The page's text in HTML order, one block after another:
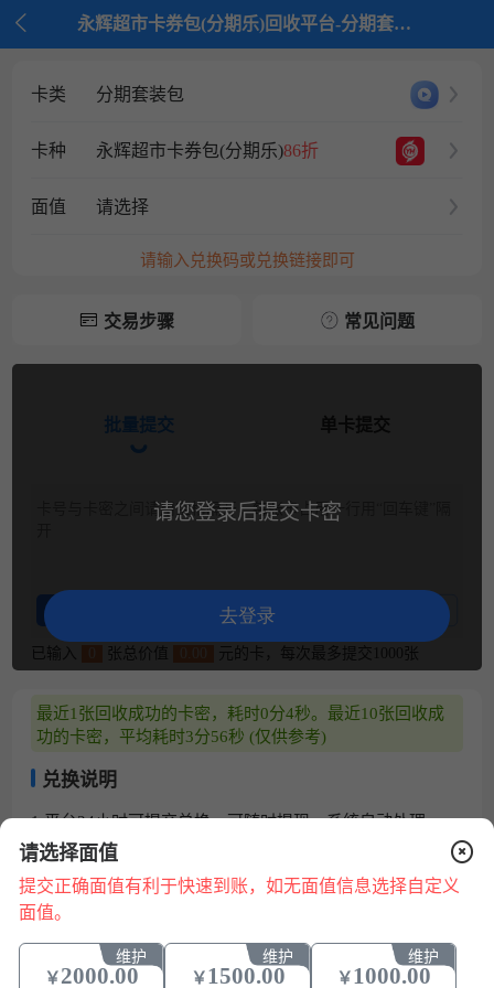
 永辉超市卡券包(分期乐)回收平台-分期套装包回收平台-京大大回收
卡类 分期套装包
卡种 永辉超市卡券包(分期乐)86折
面值 请选择
请输入兑换码或兑换链接即可
交易步骤 常见问题
请您登录后提交卡密
去登录
批量提交 单卡提交
卡号与卡密之间请用空格隔开，每张卡占用一行用“回车键”隔
已输入 张总价值 元的卡，每次最多提交1000张
最近1张回收成功的卡密，耗时0分4秒。最近10张回收成
功的卡密，平均耗时3分56秒 (仅供参考)
兑换说明
1.平台24小时可提交兑换，可随时提现，系统自动处理。
2.请核对卡号/卡密正确无误，若信息错误，将无法回收。
3.卡券来源正规合法:提现秒到账 微信、支付宝提现0费用。
4.为保证您的账户安全，请配合平台做好相关身份认证，提
现必须保持实名账号一致。
赃、诈骗、洗钱等违法犯罪活动。
6.如有回收问题，请点在线咨询（在线客服 QQ 微信 电话）
请选择面值
提交正确面值有利于快速到账，如无面值信息选择自定义
面值。
￥2000.00
维护
￥1500.00
维护
￥1000.00
维护